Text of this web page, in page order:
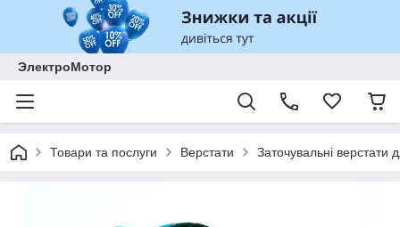
ЭлектроМотор
Товари та послуги Верстати Заточувальні верстати